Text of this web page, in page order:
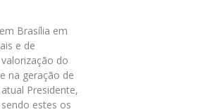
Brasília em
e de
do
na geração de
Presidente,
estes os